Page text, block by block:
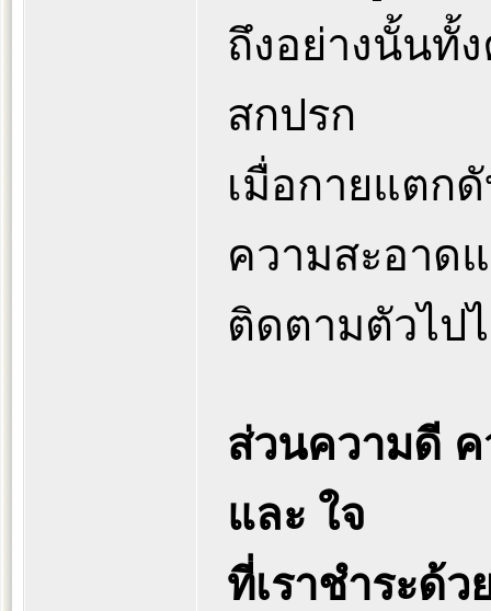
ถึงอย่างนั้นทั้
สกปรก
เมื่อกายแตก
ความสะอาด
ติดตามตัวไป
ส่วนความดี ค
และ ใจ
ที่เราชำระด้